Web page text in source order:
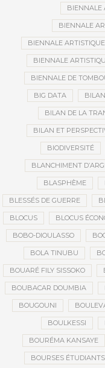
BIENNALE
BIENNALE
BIENNALE
BIENNALE
BIENNALE DE
BIG DATA BILAN
BILAN DE LA
BILAN ET
BIODIVERSITÉ
BLANCHIMENT
BLASPHÈME
BLESSÉS DE GUERRE
BLOCUS BLOCUS
BOBO-DIOULASSO
BOLA TINUBU
BOUARÉ FILY SISSOKO
BOUBACAR DOUMBIA
BOUGOUNI
BOULKESSI
BOURÉMA KANSAYE
BOURSES ÉTUDIANTS